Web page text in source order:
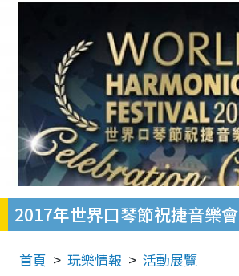
2017年世界口琴節祝捷音樂會
首頁 玩樂情報 活動展覽